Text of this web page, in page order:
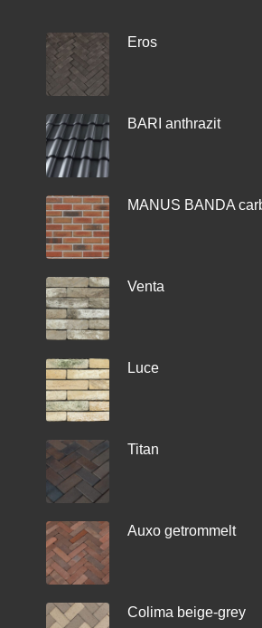
Eros
BARI anthrazit
MANUS BANDA
Venta
Luce
Titan
Auxo getrommelt
Colima beige-grey